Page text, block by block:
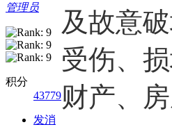
管理员
积分
43779
发消
及故意
受伤、
财产、